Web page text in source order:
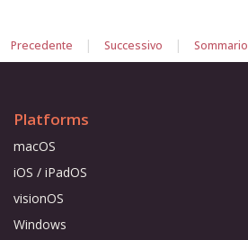
Precedente | Successivo | Sommario
Platforms
macOS
iOS / iPadOS
visionOS
Windows